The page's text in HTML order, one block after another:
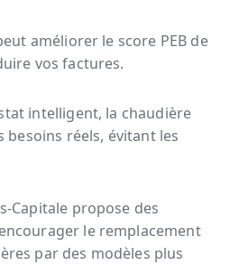
améliorer le score PEB de
vos factures.
intelligent, la chaudière
besoins réels, évitant les
Capitale propose des
le remplacement
par des modèles plus